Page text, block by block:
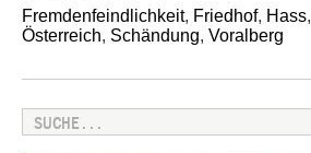
Fremdenfeindlichkeit, Friedhof, Hass,
Österreich, Schändung, Voralberg